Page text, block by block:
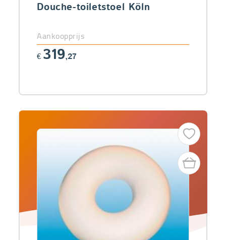
Douche-toiletstoel Köln
Aankoopprijs
€ 319,27